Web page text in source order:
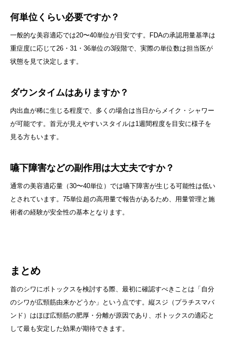
何単位くらい必要ですか？
一般的な美容適応では20〜40単位が目安です。FDAの承認用量基準は
重症度に応じて26・31・36単位の3段階で、実際の単位数は担当医が
状態を見て決定します。
ダウンタイムはありますか？
内出血が稀に生じる程度で、多くの場合は当日からメイク・シャワー
が可能です。首元が見えやすいスタイルは1週間程度を目安に様子を
見る方もいます。
嚥下障害などの副作用は大丈夫ですか？
通常の美容適応量（30〜40単位）では嚥下障害が生じる可能性は低い
とされています。75単位超の高用量で報告があるため、用量管理と施
術者の経験が安全性の基本となります。
まとめ
首のシワにボトックスを検討する際、最初に確認すべきことは「自分
のシワが広頸筋由来かどうか」という点です。縦スジ（プラチスマバ
ンド）はほぼ広頸筋の肥厚・分離が原因であり、ボトックスの適応と
して最も安定した効果が期待できます。